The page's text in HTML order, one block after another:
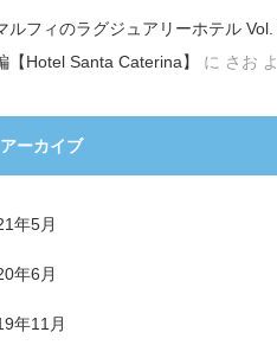
ルフィのラグジュアリーホテル
【Hotel Santa Caterina】
に さお
アーカイブ
年5月
年6月
年11月